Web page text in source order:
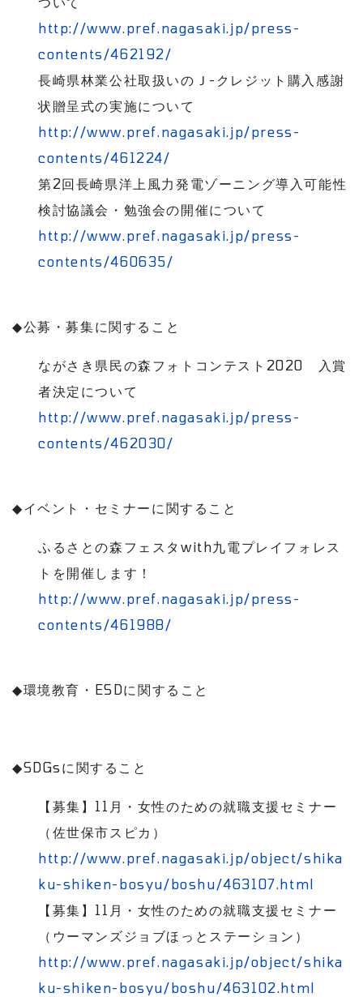
http://www.pref.nagasaki.jp/press-
contents/462192/
長崎県林業公社取扱いのＪ - クレジット購入感謝
状贈呈式の実施について
http://www.pref.nagasaki.jp/press-
contents/461224/
第2回長崎県洋上風力発電ゾーニング導入可能性
検討協議会・勉強会の開催について
http://www.pref.nagasaki.jp/press-
contents/460635/
◆公募・募集に関すること
ながさき県民の森フォトコンテスト 2020
入賞
者決定について
http://www.pref.nagasaki.jp/press-
contents/462030/
◆イベント・セミナーに関すること
ふるさとの森フェスタ with九電プレイフォレス
トを開催します！
http://www.pref.nagasaki.jp/press-
contents/461988/
◆環境教育・ ESDに関すること
◆SDGsに関すること
【募集】 11 月・女性のための就職支援セミナー
（佐世保市スピカ）
http://www.pref.nagasaki.jp/object/shika
ku-shiken-bosyu/boshu/463107.html
【募集】 11 月・女性のための就職支援セミナー
（ウーマンズジョブほっとステーション）
http://www.pref.nagasaki.jp/object/shika
ku-shiken-bosyu/boshu/463102.html